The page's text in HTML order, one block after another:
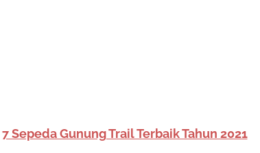
7 Sepeda Gunung Trail Terbaik Tahun 2021